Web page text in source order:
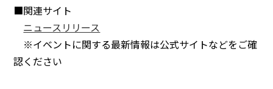
■関連サイト
ニュースリリース
※イベントに関する最新情報は公式サイトなどをご確
認ください